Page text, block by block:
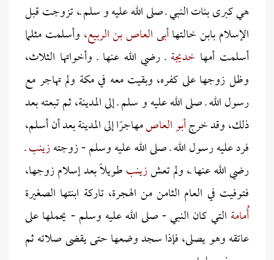
هي كبرى بنات النبي ـ صلى الله عليه و سلم ـ، تزوجت قبل
الإسلام بابن خالتهاأبى العاص بن الربيع، وأسلمت مثلما
أسلمت أمها خديجة ـ رضي الله عنها ـ وأخواتها الثلاث،
وظل زوجها على كفره، وبقيت معه في مكة ولم تهاجر مع
رسول الله ـ صلى الله عليه و سلم ـ إلى المدينة، ثم تبعته بعد
ذلك، وقد خرجأبو العاصمهاجرًا إلى المدينة بعد أن أسلم،
فرد عليه رسول الله ـ صلى الله عليه وسلم - زوجتهزينبـ
رضي الله عنها ـ، ولم تعشزينبطويلاً بعد إسلام زوجها،
فتوفيت في العام الثامن من الهجرة، تاركة ابنتها الصغيرة
أُمامة التي كان النبي - صلى الله عليه وسلم - يحملها على
عاتقه وهو يصلى، فإذا سجد وضعها حتى يقضى صلاته ثم